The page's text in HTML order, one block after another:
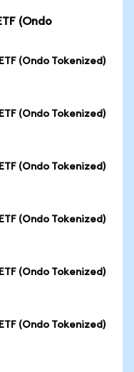
(Ondo
(Ondo Tokenized)
(Ondo Tokenized)
(Ondo Tokenized)
(Ondo Tokenized)
(Ondo Tokenized)
(Ondo Tokenized)